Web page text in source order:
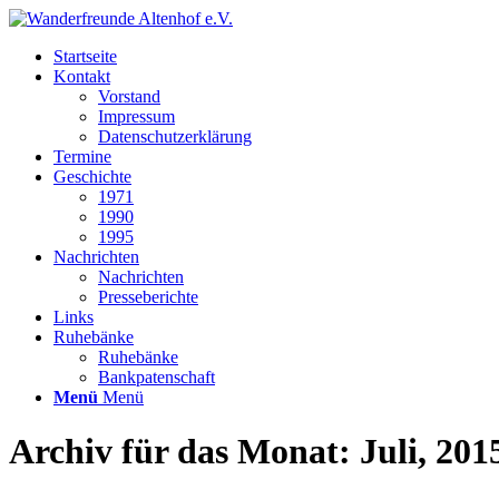
Startseite
Kontakt
Vorstand
Impressum
Datenschutzerklärung
Termine
Geschichte
1971
1990
1995
Nachrichten
Nachrichten
Presseberichte
Links
Ruhebänke
Ruhebänke
Bankpatenschaft
Menü Menü
Archiv für das Monat: Juli,